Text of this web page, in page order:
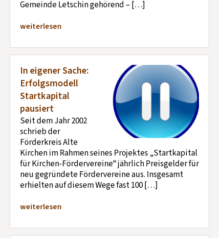
Gemeinde Letschin gehörend – […]
weiterlesen
In eigener Sache:
Erfolgsmodell
Startkapital
pausiert
Seit dem Jahr 2002
schrieb der
Förderkreis Alte
Kirchen im Rahmen seines Projektes „Startkapital
für Kirchen-Fördervereine“ jährlich Preisgelder für
neu gegründete Fördervereine aus. Insgesamt
erhielten auf diesem Wege fast 100 […]
weiterlesen